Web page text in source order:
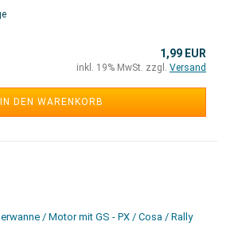
1,99 EUR
inkl. 19% MwSt. zzgl. Versand
IN DEN WARENKORB